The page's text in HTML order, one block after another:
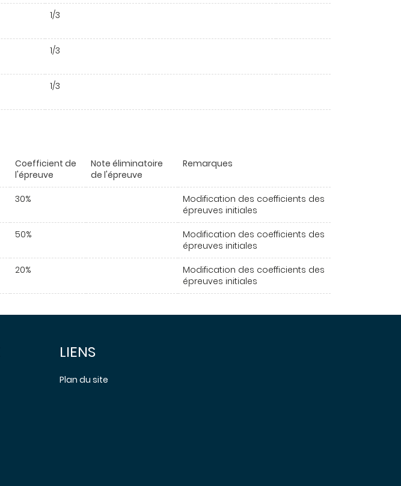
1/3
1/3
1/3
Coefficient de
l'épreuve
Note éliminatoire
de l'épreuve
Remarques
30%
Modification des coefficients des
épreuves initiales
50%
Modification des coefficients des
épreuves initiales
20%
Modification des coefficients des
épreuves initiales
LIENS
Plan du site